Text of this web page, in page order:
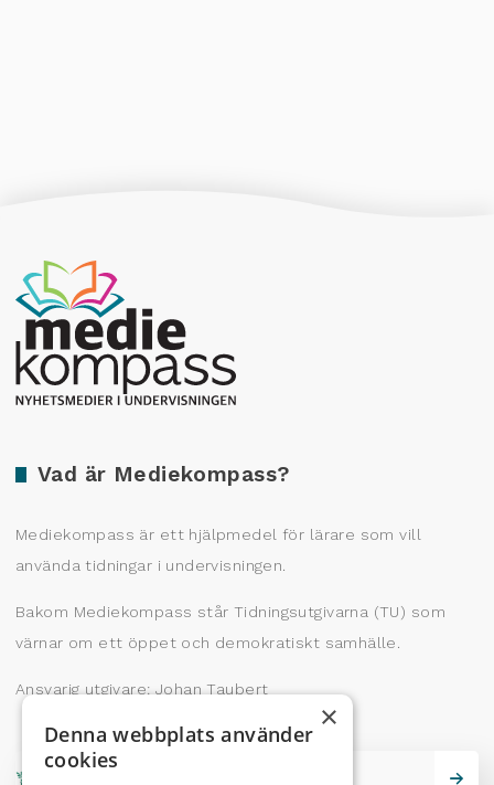
Vad är Mediekompass?
Mediekompass är ett hjälpmedel för lärare som vill
använda tidningar i undervisningen.
Bakom Mediekompass står Tidningsutgivarna (TU) som
värnar om ett öppet och demokratiskt samhälle.
Ansvarig utgivare: Johan Taubert
Producerad av Gota Media Brand Studio
×
Denna webbplats använder
cookies